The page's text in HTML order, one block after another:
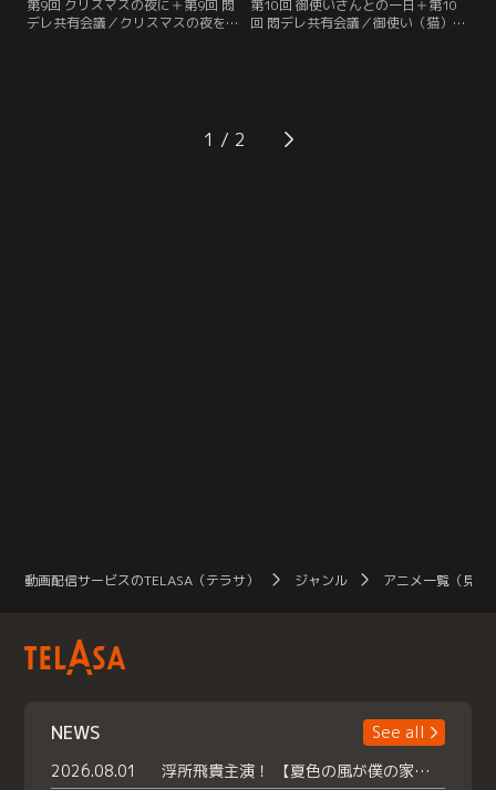
第9回 クリスマスの夜に＋第9回 悶
デレ共有会議／クリスマスの夜を一
緒に過ごす約束をしたミラと白夜。
するミラ。「まさか私がハート？ハ
第10回 御使いさんとの一日＋第10
回 悶デレ共有会議／御使い（猫）と
クハラを受ける。一方、悪の組織で
は、この時期だけの特別会議が開か
1
動画配信サービスのTELASA（テラサ） ジャンル アニメ一覧（見放
NEWS
See all
2026.08.01
浮所飛貴主演！ 【夏色の風が僕の家にやってきた】 本日よりテラサで独占配信スタート！